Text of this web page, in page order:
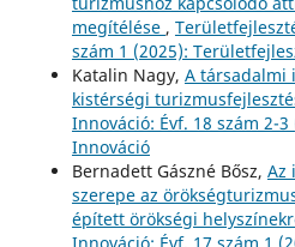
megítélése ,
szám 1 (2025):
Katalin Nagy, A társadalmi
kistérségi
Innováció: Évf. 18 szám 2-
Innováció
Bernadett Gászné Bősz, Az
szerepe az
épített örökségi